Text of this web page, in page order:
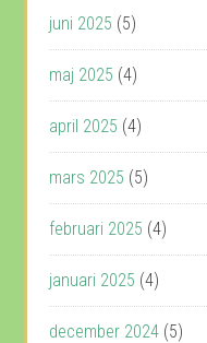
juni 2025 (5)
maj 2025 (4)
april 2025 (4)
mars 2025 (5)
februari 2025 (4)
januari 2025 (4)
december 2024 (5)